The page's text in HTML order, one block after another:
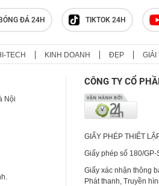
Clip: Người phụ nữ đi chợ
ngờ bị đâm trọng thương
BÓNG ĐÁ 24H TIKTOK 24H
TECH KINH DOANH ĐẸP GIẢI
Nội
CÔNG TY CỔ
GIẤY PHÉP THIẾT
Giấy phép số 180/
Giấy xác nhận thông
Phát thanh, Truyền